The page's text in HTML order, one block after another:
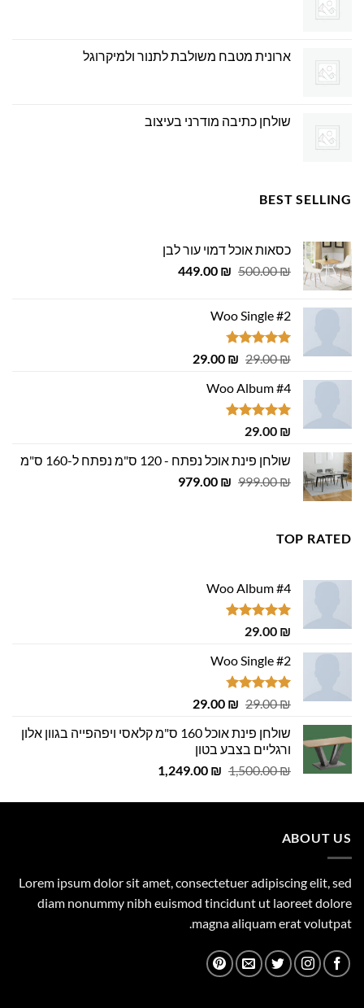
ארונית מטבח משולבת לתנור ולמיקרוגל
שולחן כתיבה מודרני בעיצוב
BEST SELLING
כסאות אוכל דמוי עור לבן
500.00₪
המחיר
500.00 ₪.
449.00 ₪
המחיר
Woo Single #2
דורג4.75
29.00₪
המחיר
היה:
29.00 ₪.
29.00 ₪
המחיר
Woo Album #4
דורג5.00
29.00 ₪
שולחן פינת אוכל נפתח - 120 ס"מ נפתח ל-160 ס"מ
999.00₪
המחיר
979.00 ₪
המחיר
TOP RATED
Woo Album #4
דורג5.00
29.00 ₪
Woo Single #2
דורג4.75
29.00₪
המחיר
היה:
29.00 ₪.
29.00 ₪
המחיר
הוא:שולחן פינת אוכל 160 ס"מ קלאסי ויפהפייה בגוון אלון
ורגליים בצבע בטון
1,500.00₪
המחיר
היה:
1,249.00 ₪
המחיר
הוא:
ABOUT US
Lorem ipsum dolor sit amet, consectetuer adipiscing elit, sed
diam nonummy nibh euismod tincidunt ut laoreet dolore
magna aliquam erat volutpat.